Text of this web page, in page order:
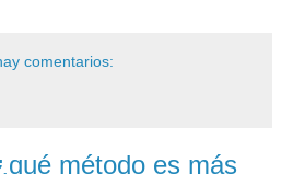
comentarios:
método es más